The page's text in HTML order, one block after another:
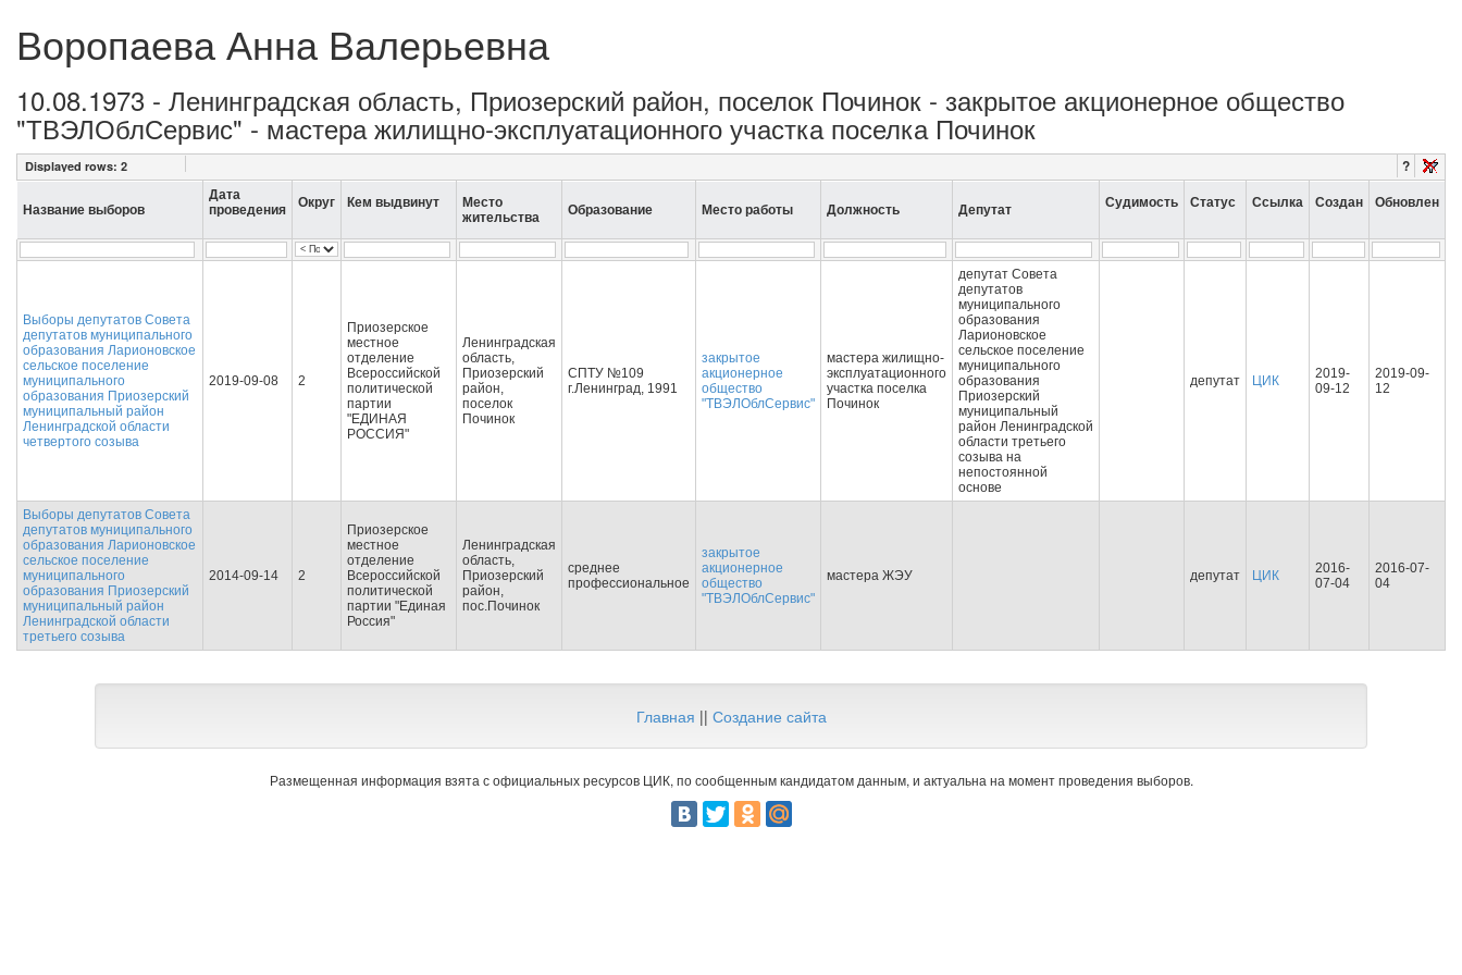
Воропаева Анна Валерьевна
10.08.1973 - Ленинградская область, Приозерский район, поселок Починок - закрытое акционерное общество
"ТВЭЛОблСервис" - мастера жилищно-эксплуатационного участка поселка Починок
Displayed rows: 2 ?
Название выборов
Дата
проведения
Округ Кем выдвинут
Место
жительства
Образование Место работы Должность Депутат Судимость Статус Ссылка Создан Обновлен
Выборы депутатов Совета
депутатов муниципального
образования Ларионовское
сельское поселение
муниципального
образования Приозерский
муниципальный район
Ленинградской области
четвертого созыва
2019-09-08 2
Приозерское
местное
отделение
Всероссийской
политической
партии
"ЕДИНАЯ
РОССИЯ"
Ленинградская
область,
Приозерский
район,
поселок
Починок
СПТУ №109
г.Ленинград, 1991
закрытое
акционерное
общество
"ТВЭЛОблСервис"
мастера жилищно-
эксплуатационного
участка поселка
Починок
депутат Совета
депутатов
муниципального
образования
Ларионовское
сельское поселение
муниципального
образования
Приозерский
муниципальный
район Ленинградской
области третьего
созыва на
непостоянной
основе
депутат ЦИК
2019-
09-12
2019-09-
12
Выборы депутатов Совета
депутатов муниципального
образования Ларионовское
сельское поселение
муниципального
образования Приозерский
муниципальный район
Ленинградской области
третьего созыва
2014-09-14 2
Приозерское
местное
отделение
Всероссийской
политической
партии "Единая
Россия"
Ленинградская
область,
Приозерский
район,
пос.Починок
среднее
профессиональное
закрытое
акционерное
общество
"ТВЭЛОблСервис"
мастера ЖЭУ депутат ЦИК
2016-
07-04
2016-07-
04
Главная || Создание сайта
Размещенная информация взята с официальных ресурсов ЦИК, по сообщенным кандидатом данным, и актуальна на момент проведения выборов.